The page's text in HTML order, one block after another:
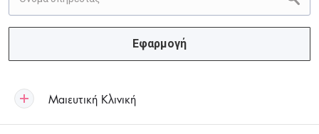
Εφαρμογή
Μαιευτική Κλινική